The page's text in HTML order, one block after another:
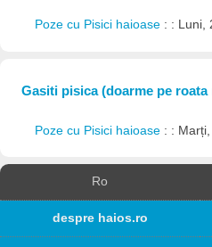
Poze cu Pisici haioase : : Luni,
Gasiti pisica (doarme pe roata
Poze cu Pisici haioase : :
Ro
despre haios.ro